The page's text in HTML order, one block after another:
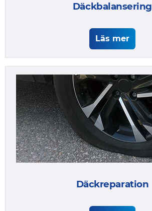
Däckbalansering
Läs mer
Däckreparation